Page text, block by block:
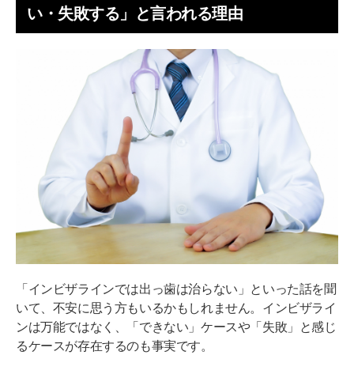
い・失敗する」と言われる理由
「インビザラインでは出っ歯は治らない」といった話を聞
いて、不安に思う方もいるかもしれません。インビザライ
ンは万能ではなく、「できない」ケースや「失敗」と感じ
るケースが存在するのも事実です。